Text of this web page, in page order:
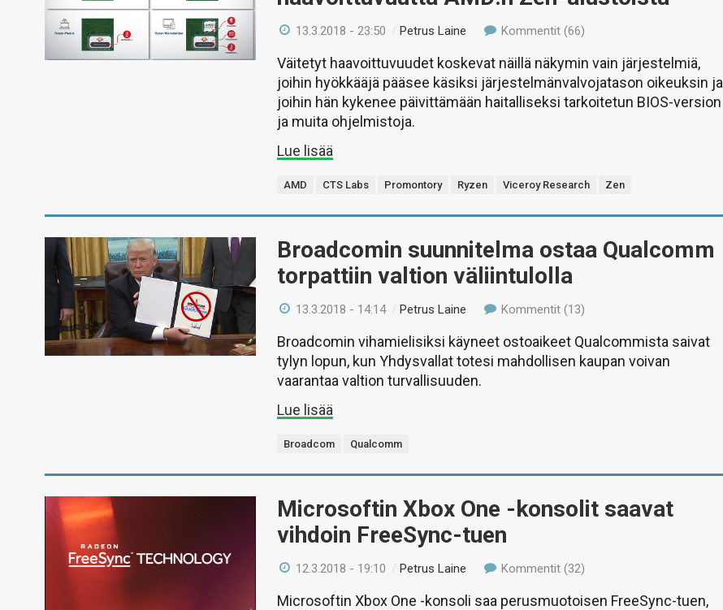
13.3.2018 - 23:50 /Petrus Laine Kommentit (66)
Väitetyt haavoittuvuudet koskevat näillä näkymin vain järjestelmiä,
joihin hyökkääjä pääsee käsiksi järjestelmänvalvojatason oikeuksin ja
joihin hän kykenee päivittämään haitalliseksi tarkoitetun BIOS-version
ja muita ohjelmistoja.
Lue lisää
AMD CTS Labs Promontory Ryzen Viceroy Research Zen
Broadcomin suunnitelma ostaa Qualcomm
torpattiin valtion väliintulolla
13.3.2018 - 14:14 /Petrus Laine Kommentit (13)
Broadcomin vihamielisiksi käyneet ostoaikeet Qualcommista saivat
tylyn lopun, kun Yhdysvallat totesi mahdollisen kaupan voivan
vaarantaa valtion turvallisuuden.
Lue lisää
Broadcom Qualcomm
Microsoftin Xbox One -konsolit saavat
vihdoin FreeSync-tuen
12.3.2018 - 19:10 /Petrus Laine Kommentit (32)
Microsoftin Xbox One -konsoli saa perusmuotoisen FreeSync-tuen,